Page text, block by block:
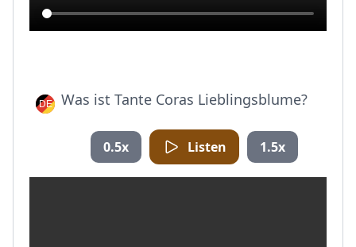
Was ist Tante Coras Lieblingsblume?
0.5x Listen 1.5x